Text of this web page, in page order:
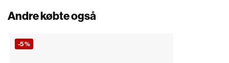
Andre købte også
-5%